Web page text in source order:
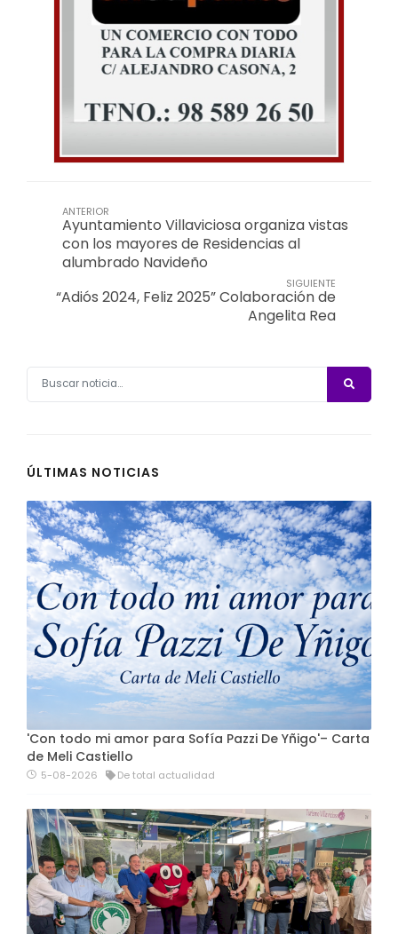
ANTERIOR
Ayuntamiento Villaviciosa organiza vistas
con los mayores de Residencias al
alumbrado Navideño
SIGUIENTE
“Adiós 2024, Feliz 2025” Colaboración de
Angelita Rea
ÚLTIMAS NOTICIAS
'Con todo mi amor para Sofía Pazzi De Yñigo'– Carta
de Meli Castiello
5-08-2026 De total actualidad